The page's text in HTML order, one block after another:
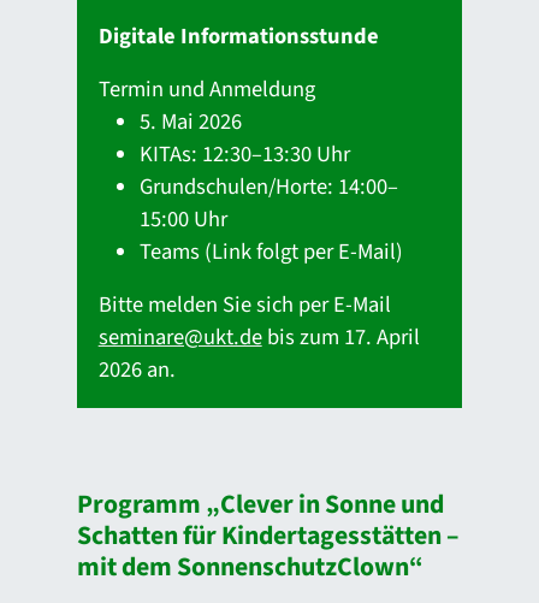
Digitale Informationsstunde
Termin und Anmeldung
5. Mai 2026
KITAs: 12:30–13:30 Uhr
Grundschulen/Horte: 14:00–
15:00 Uhr
Teams (Link folgt per E-Mail)
Bitte melden Sie sich per E-Mail
seminare@ukt.debis zum 17. April
2026 an.
Programm „Clever in Sonne und
Schatten für Kindertagesstätten –
mit dem SonnenschutzClown“